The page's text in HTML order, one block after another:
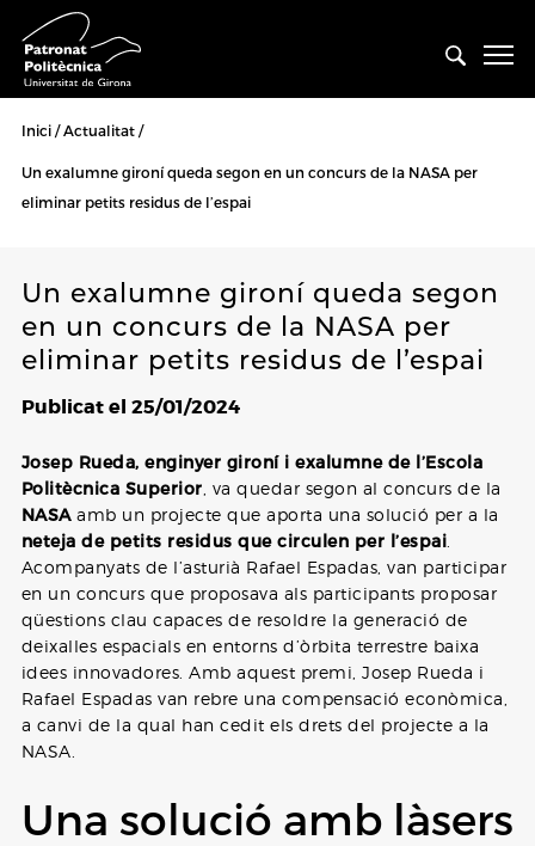
Inici Actualitat
Un exalumne gironí queda segon en un concurs de la NASA per
eliminar petits residus de l’espai
Un exalumne gironí queda segon
en un concurs de la NASA per
eliminar petits residus de l’espai
Publicat el 25/01/2024
Josep Rueda, enginyer gironí i exalumne de l’Escola
Politècnica Superior , va quedar segon al concurs de la
NASAamb un projecte que aporta una solució per a la
neteja de petits residus que circulen per l’espai
Acompanyats de l’asturià Rafael Espadas, van participar
en un concurs que proposava als participants proposar
qüestions clau capaces de resoldre la generació de
deixalles espacials en entorns d’òrbita terrestre baixa
idees innovadores. Amb aquest premi, Josep Rueda i
Rafael Espadas van rebre una compensació econòmica,
a canvi de la qual han cedit els drets del projecte a la
NASA.
Una solució amb làsers